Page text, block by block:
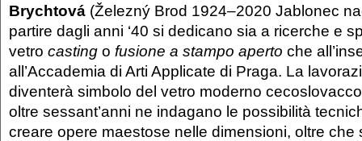
Brychtová (Železný Brod 1924–2020 Jablonec
partire dagli anni ‘40 si dedicano sia a ricerche e
vetro casting o fusione a stampo aperto che
all’Accademia di Arti Applicate di Praga. La
diventerà simbolo del vetro moderno
oltre sessant’anni ne indagano le possibilità
creare opere maestose nelle dimensioni, oltre che